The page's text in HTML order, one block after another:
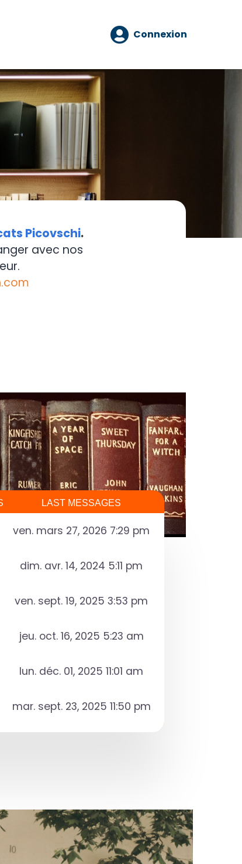
Connexion
Picovschi.
avec nos
LAST MESSAGES
ven. mars 27, 2026 7:29 pm
dim. avr. 14, 2024 5:11 pm
ven. sept. 19, 2025 3:53 pm
jeu. oct. 16, 2025 5:23 am
lun. déc. 01, 2025 11:01 am
mar. sept. 23, 2025 11:50 pm